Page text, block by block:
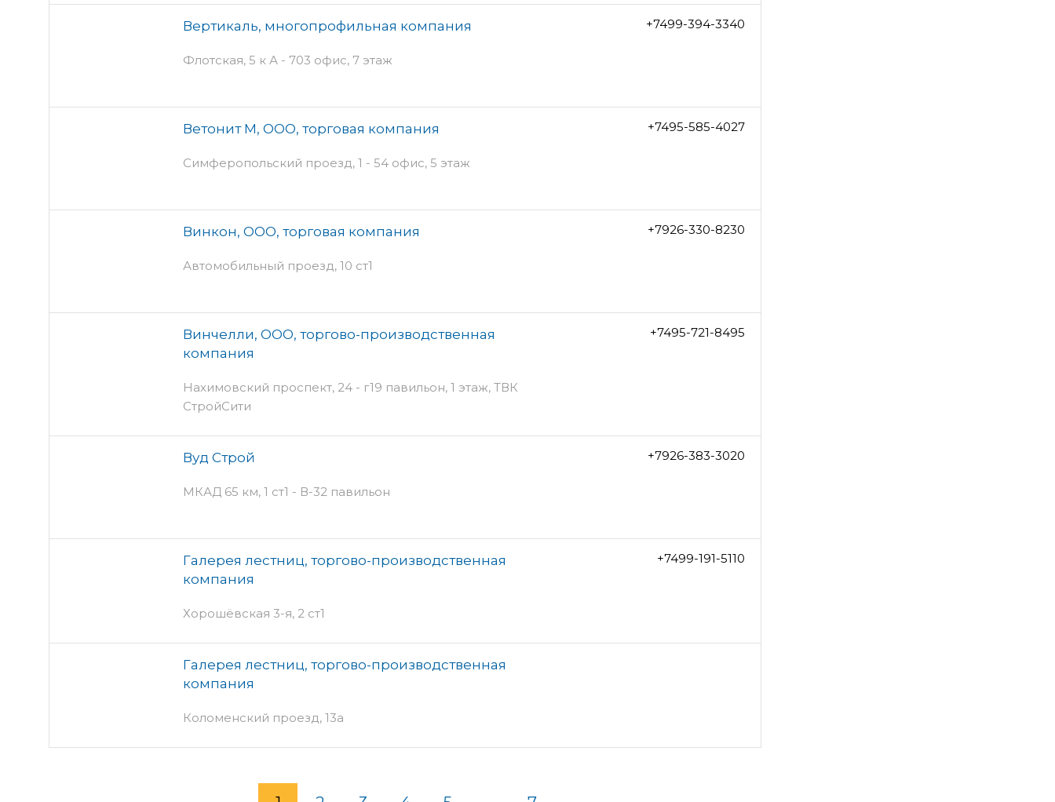
Вертикаль, многопрофильная компания
Флотская, 5 к А - 703 офис, 7 этаж
+7499-394-3340
Ветонит М, ООО, торговая компания
Симферопольский проезд, 1 - 54 офис, 5 этаж
+7495-585-4027
Винкон, ООО, торговая компания
Автомобильный проезд, 10 ст1
+7926-330-8230
Винчелли, ООО, торгово-производственная
компания
Нахимовский проспект, 24 - г19 павильон, 1 этаж, ТВК
СтройСити
+7495-721-8495
Вуд Строй
МКАД 65 км, 1 ст1 - В-32 павильон
+7926-383-3020
Галерея лестниц, торгово-производственная
компания
Хорошёвская 3-я, 2 ст1
+7499-191-5110
Галерея лестниц, торгово-производственная
компания
Коломенский проезд, 13а